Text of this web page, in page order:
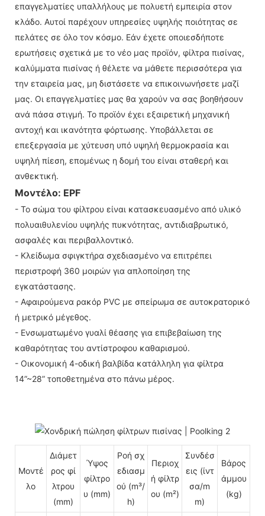
επαγγελματίες υπαλλήλους με πολυετή εμπειρία στον
κλάδο. Αυτοί παρέχουν υπηρεσίες υψηλής ποιότητας σε
πελάτες σε όλο τον κόσμο. Εάν έχετε οποιεσδήποτε
ερωτήσεις σχετικά με το νέο μας προϊόν, φίλτρα πισίνας,
καλύμματα πισίνας ή θέλετε να μάθετε περισσότερα για
την εταιρεία μας, μη διστάσετε να επικοινωνήσετε μαζί
μας. Οι επαγγελματίες μας θα χαρούν να σας βοηθήσουν
ανά πάσα στιγμή. Το προϊόν έχει εξαιρετική μηχανική
αντοχή και ικανότητα φόρτωσης. Υποβάλλεται σε
επεξεργασία με χύτευση υπό υψηλή θερμοκρασία και
υψηλή πίεση, επομένως η δομή του είναι σταθερή και
ανθεκτική.
Μοντέλο: EPF
- Το σώμα του φίλτρου είναι κατασκευασμένο από υλικό
πολυαιθυλενίου υψηλής πυκνότητας, αντιδιαβρωτικό,
ασφαλές και περιβαλλοντικό.
- Κλείδωμα σφιγκτήρα σχεδιασμένο να επιτρέπει
περιστροφή 360 μοιρών για απλοποίηση της
εγκατάστασης.
- Αφαιρούμενα ρακόρ PVC με σπείρωμα σε αυτοκρατορικό
ή μετρικό μέγεθος.
- Ενσωματωμένο γυαλί θέασης για επιβεβαίωση της
καθαρότητας του αντίστροφου καθαρισμού.
- Οικονομική 4-οδική βαλβίδα κατάλληλη για φίλτρα
14”~28” τοποθετημένα στο πάνω μέρος.
Μοντέ
λο
Διάμετ
ρος φί
λτρου
(mm)
Ύψος
φίλτρο
υ (mm)
Ροή σχ
εδιασμ
ού (m³/
h)
Περιοχ
ή φίλτρ
ου (m²)
Συνδέσ
εις (ίντ
σα/m
m)
Βάρος
άμμου
(kg)